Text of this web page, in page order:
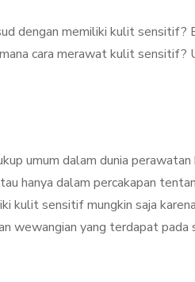
dengan memiliki kulit sensitif?
cara merawat kulit sensitif?
umum dalam dunia
hanya dalam percakapan
kulit sensitif mungkin saja
wewangian yang terdapat
Stimulator
Segudang